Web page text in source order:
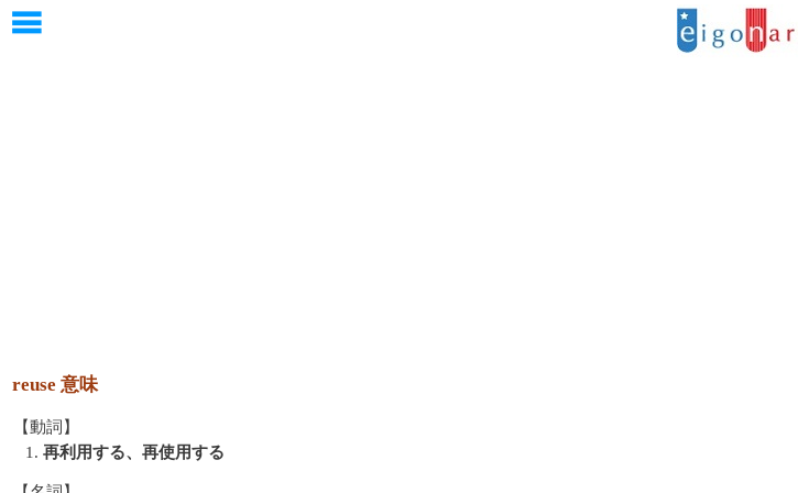
reuse 意味
【動詞】
1. 再利用する、再使用する